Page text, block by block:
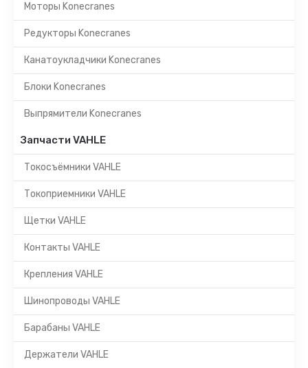
Моторы Konecranes
Редукторы Konecranes
Канатоукладчики Konecranes
Блоки Konecranes
Выпрямители Konecranes
Запчасти VAHLE
Токосъёмники VAHLE
Токоприемники VAHLE
Щетки VAHLE
Контакты VAHLE
Крепления VAHLE
Шинопроводы VAHLE
Барабаны VAHLE
Держатели VAHLE